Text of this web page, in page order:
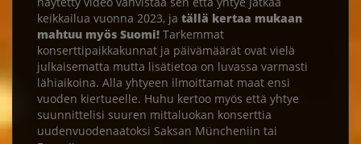
keikkailua vuonna 2023, ja tällä kertaa mukaan
mahtuu myös Suomi! Tarkemmat
konserttipaikkakunnat ja päivämäärät ovat vielä
julkaisematta mutta lisätietoa on luvassa varmasti
lähiaikoina. Alla yhtyeen ilmoittamat maat ensi
vuoden kiertueelle. Huhu kertoo myös että yhtye
suunnittelisi suuren mittaluokan konserttia
uudenvuodenaatoksi Saksan Müncheniin tai